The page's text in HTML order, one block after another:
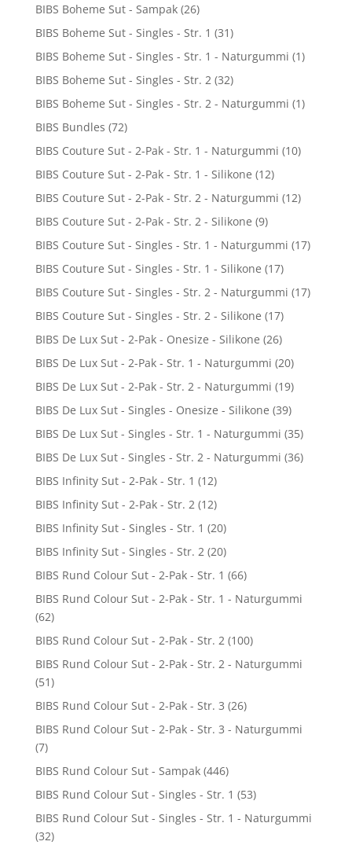
BIBS Boheme Sut - Sampak (26)
BIBS Boheme Sut - Singles - Str. 1 (31)
BIBS Boheme Sut - Singles - Str. 1 - Naturgummi (1)
BIBS Boheme Sut - Singles - Str. 2 (32)
BIBS Boheme Sut - Singles - Str. 2 - Naturgummi (1)
BIBS Bundles (72)
BIBS Couture Sut - 2-Pak - Str. 1 - Naturgummi (10)
BIBS Couture Sut - 2-Pak - Str. 1 - Silikone (12)
BIBS Couture Sut - 2-Pak - Str. 2 - Naturgummi (12)
BIBS Couture Sut - 2-Pak - Str. 2 - Silikone (9)
BIBS Couture Sut - Singles - Str. 1 - Naturgummi (17)
BIBS Couture Sut - Singles - Str. 1 - Silikone (17)
BIBS Couture Sut - Singles - Str. 2 - Naturgummi (17)
BIBS Couture Sut - Singles - Str. 2 - Silikone (17)
BIBS De Lux Sut - 2-Pak - Onesize - Silikone (26)
BIBS De Lux Sut - 2-Pak - Str. 1 - Naturgummi (20)
BIBS De Lux Sut - 2-Pak - Str. 2 - Naturgummi (19)
BIBS De Lux Sut - Singles - Onesize - Silikone (39)
BIBS De Lux Sut - Singles - Str. 1 - Naturgummi (35)
BIBS De Lux Sut - Singles - Str. 2 - Naturgummi (36)
BIBS Infinity Sut - 2-Pak - Str. 1 (12)
BIBS Infinity Sut - 2-Pak - Str. 2 (12)
BIBS Infinity Sut - Singles - Str. 1 (20)
BIBS Infinity Sut - Singles - Str. 2 (20)
BIBS Rund Colour Sut - 2-Pak - Str. 1 (66)
BIBS Rund Colour Sut - 2-Pak - Str. 1 - Naturgummi
(62)
BIBS Rund Colour Sut - 2-Pak - Str. 2 (100)
BIBS Rund Colour Sut - 2-Pak - Str. 2 - Naturgummi
(51)
BIBS Rund Colour Sut - 2-Pak - Str. 3 (26)
BIBS Rund Colour Sut - 2-Pak - Str. 3 - Naturgummi
(7)
BIBS Rund Colour Sut - Sampak (446)
BIBS Rund Colour Sut - Singles - Str. 1 (53)
BIBS Rund Colour Sut - Singles - Str. 1 - Naturgummi
(32)